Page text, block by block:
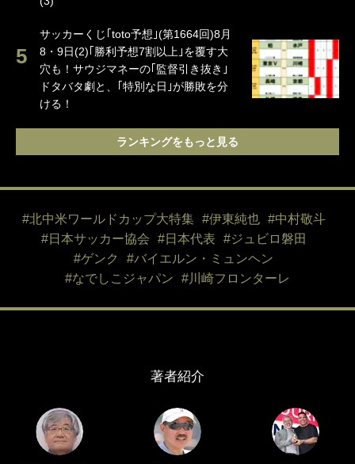
サッカーくじ｢toto予想｣(第1664回)8月
8・9日(2)｢勝利予想7割以上｣を覆す大
穴も！サウジマネーの｢監督引き抜き｣
ドタバタ劇と、｢特別な日｣が勝敗を分
ける！
ランキングをもっと見る
#北中米ワールドカップ大特集 #伊東純也
#中村敬斗
#日本サッカー協会
#日本代表
#ジュビロ磐田
#ゲンク
#バイエルン・ミュンヘン
#なでしこジャパン
#川崎フロンターレ
著者紹介